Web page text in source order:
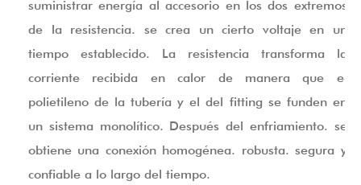
suministrar energía al accesorio en los dos extremos
de la resistencia. se crea un cierto voltaje en un
tiempo establecido. La resistencia transforma la
corriente recibida en calor de manera que el
polietileno de la tubería y el del fitting se funden en
un sistema monolítico. Después del enfriamiento. se
obtiene una conexión homogénea. robusta. segura y
confiable a lo largo del tiempo.